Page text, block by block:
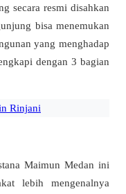
secara resmi disahkan
bisa menemukan
yang menghadap
dengan 3 bagian
Rinjani
Maimun Medan ini
lebih mengenalnya